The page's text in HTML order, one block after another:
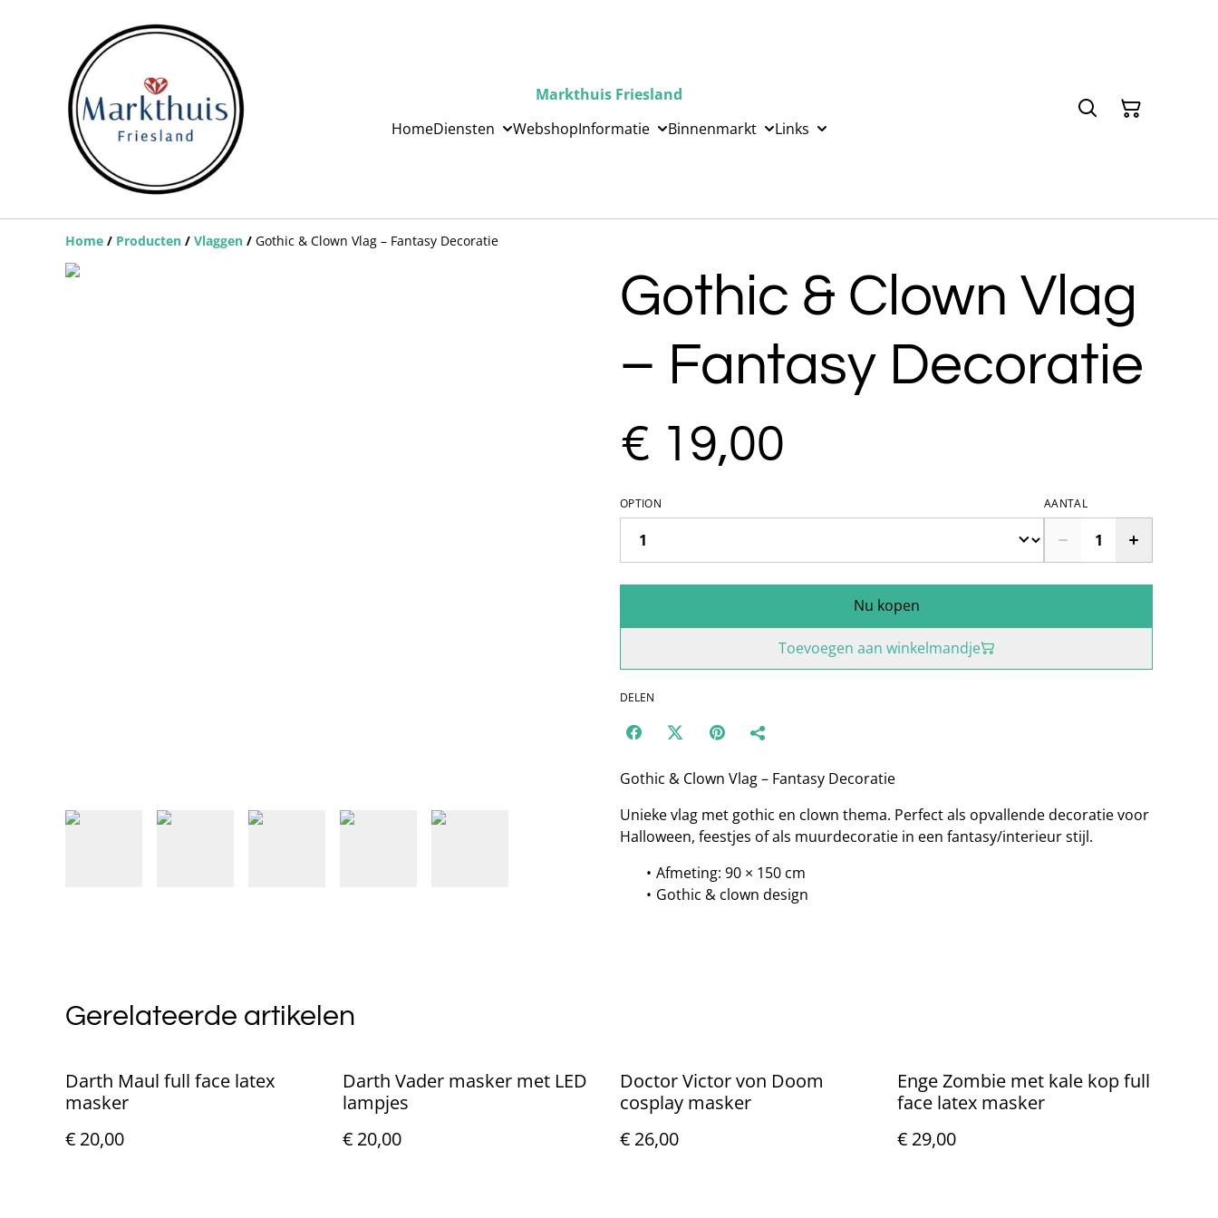
Markthuis Friesland
HomeDiensten WebshopInformatie Binnenmarkt Links
Home / Producten / Vlaggen / Gothic & Clown Vlag – Fantasy Decoratie
Gothic & Clown Vlag
– Fantasy Decoratie
€ 19,00
OPTION AANTAL
Nu kopen
Toevoegen aan winkelmandje
DELEN
Gothic & Clown Vlag – Fantasy Decoratie
Unieke vlag met gothic en clown thema. Perfect als opvallende decoratie voor
Halloween, feestjes of als muurdecoratie in een fantasy/interieur stijl.
Afmeting: 90 × 150 cm
Gothic & clown design
Gerelateerde artikelen
Darth Maul full face latex
masker
€ 20,00
Darth Vader masker met LED
lampjes
€ 20,00
Doctor Victor von Doom
cosplay masker
€ 26,00
Enge Zombie met kale kop full
face latex masker
€ 29,00